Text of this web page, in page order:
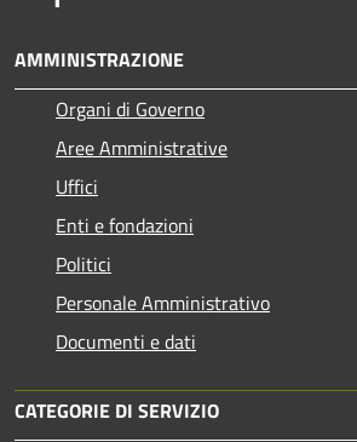
AMMINISTRAZIONE
Organi di Governo
Aree Amministrative
Uffici
Enti e fondazioni
Politici
Personale Amministrativo
Documenti e dati
CATEGORIE DI SERVIZIO